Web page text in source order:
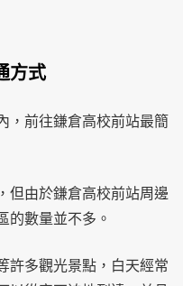
方式
，前往鎌倉高校前站最簡
但由於鎌倉高校前站周邊
的數量並不多。
許多觀光景點，白天經常